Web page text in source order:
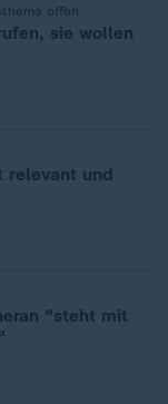
offen
sie wollen
relevant und
"steht mit